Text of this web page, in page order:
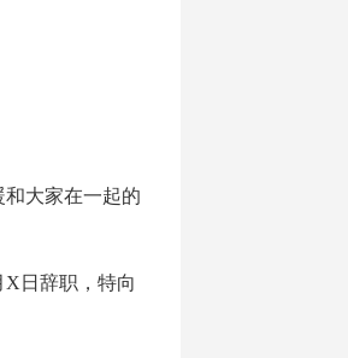
大家在一起的
日辞职，特向